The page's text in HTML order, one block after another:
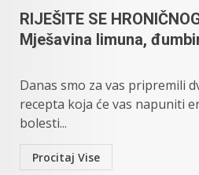
RIJEŠITE SE
Mješavina limuna,
Danas smo za vas pripremili
recepta koja će vas napuniti
bolesti...
Procitaj Vise